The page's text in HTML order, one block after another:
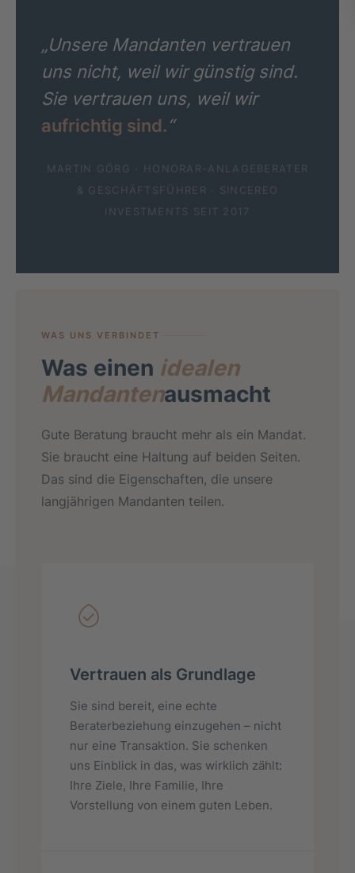
„Unsere Mandanten vertrauen
uns nicht, weil wir günstig sind.
Sie vertrauen uns, weil wir
aufrichtig sind.“
MARTIN GÖRG · HONORAR-ANLAGEBERATER
& GESCHÄFTSFÜHRER · SINCEREO
INVESTMENTS SEIT 2017
WAS UNS VERBINDET
Was einen idealen
Mandantenausmacht
Gute Beratung braucht mehr als ein Mandat.
Sie braucht eine Haltung auf beiden Seiten.
Das sind die Eigenschaften, die unsere
langjährigen Mandanten teilen.
Vertrauen als Grundlage
Sie sind bereit, eine echte
Beraterbeziehung einzugehen – nicht
nur eine Transaktion. Sie schenken
uns Einblick in das, was wirklich zählt:
Ihre Ziele, Ihre Familie, Ihre
Vorstellung von einem guten Leben.